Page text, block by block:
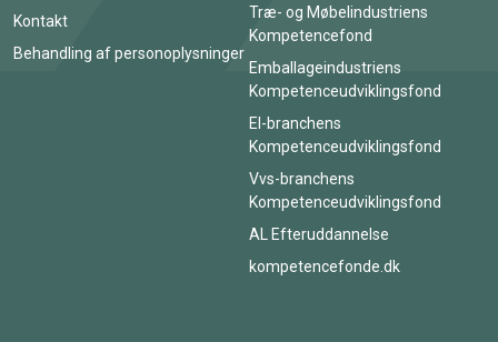
Kontakt
Behandling af personoplysninger
Træ- og Møbelindustriens
Kompetencefond
Emballageindustriens
Kompetenceudviklingsfond
El-branchens
Kompetenceudviklingsfond
Vvs-branchens
Kompetenceudviklingsfond
AL Efteruddannelse
kompetencefonde.dk